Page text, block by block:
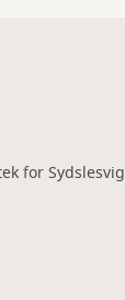
for Sydslesvig